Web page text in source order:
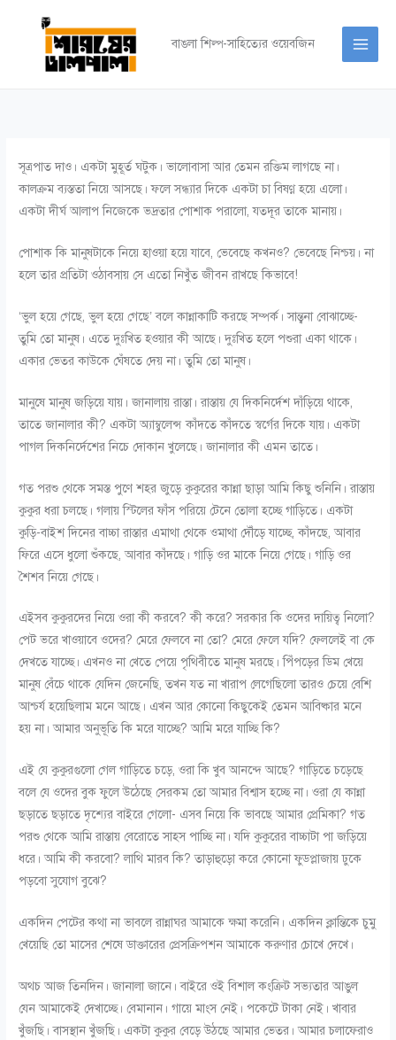
বাঙলা শিল্প-সাহিত্যের ওয়েবজিন
সূত্রপাত দাও। একটা মুহূর্ত ঘটুক। ভালোবাসা আর তেমন রক্তিম লাগছে না।
কালক্রম ব্যস্ততা নিয়ে আসছে। ফলে সন্ধ্যার দিকে একটা চা বিষণ্ণ হয়ে এলো।
একটা দীর্ঘ আলাপ নিজেকে ভদ্রতার পোশাক পরালো, যতদূর তাকে মানায়।
পোশাক কি মানুষটাকে নিয়ে হাওয়া হয়ে যাবে, ভেবেছে কখনও? ভেবেছে নিশ্চয়। না
হলে তার প্রতিটা ওঠাবসায় সে এতো নিখুঁত জীবন রাখছে কিভাবে!
‘ভুল হয়ে গেছে, ভুল হয়ে গেছে’ বলে কান্নাকাটি করছে সম্পর্ক। সান্ত্বনা বোঝাচ্ছে-
তুমি তো মানুষ। এতে দুঃখিত হওয়ার কী আছে। দুঃখিত হলে পশুরা একা থাকে।
একার ভেতর কাউকে ঘেঁষতে দেয় না। তুমি তো মানুষ।
মানুষে মানুষ জড়িয়ে যায়। জানালায় রাস্তা। রাস্তায় যে দিকনির্দেশ দাঁড়িয়ে থাকে,
তাতে জানালার কী? একটা অ্যাম্বুলেন্স কাঁদতে কাঁদতে স্বর্গের দিকে যায়। একটা
পাগল দিকনির্দেশের নিচে দোকান খুলেছে। জানালার কী এমন তাতে।
গত পরশু থেকে সমস্ত পুণে শহর জুড়ে কুকুরের কান্না ছাড়া আমি কিছু শুনিনি। রাস্তায়
কুকুর ধরা চলছে। গলায় স্টিলের ফাঁস পরিয়ে টেনে তোলা হচ্ছে গাড়িতে। একটা
কুড়ি-বাইশ দিনের বাচ্চা রাস্তার এমাথা থেকে ওমাথা দৌঁড়ে যাচ্ছে, কাঁদছে, আবার
ফিরে এসে ধুলো শুঁকছে, আবার কাঁদছে। গাড়ি ওর মাকে নিয়ে গেছে। গাড়ি ওর
শৈশব নিয়ে গেছে।
এইসব কুকুরদের নিয়ে ওরা কী করবে? কী করে? সরকার কি ওদের দায়িত্ব নিলো?
পেট ভরে খাওয়াবে ওদের? মেরে ফেলবে না তো? মেরে ফেলে যদি? ফেললেই বা কে
দেখতে যাচ্ছে। এখনও না খেতে পেয়ে পৃথিবীতে মানুষ মরছে। পিঁপড়ের ডিম খেয়ে
মানুষ বেঁচে থাকে যেদিন জেনেছি, তখন যত না খারাপ লেগেছিলো তারও চেয়ে বেশি
আশ্চর্য হয়েছিলাম মনে আছে। এখন আর কোনো কিছুকেই তেমন আবিষ্কার মনে
হয় না। আমার অনুভূতি কি মরে যাচ্ছে? আমি মরে যাচ্ছি কি?
এই যে কুকুরগুলো গেল গাড়িতে চড়ে, ওরা কি খুব আনন্দে আছে? গাড়িতে চড়েছে
বলে যে ওদের বুক ফুলে উঠেছে সেরকম তো আমার বিশ্বাস হচ্ছে না। ওরা যে কান্না
ছড়াতে ছড়াতে দৃশ্যের বাইরে গেলো- এসব নিয়ে কি ভাবছে আমার প্রেমিকা? গত
পরশু থেকে আমি রাস্তায় বেরোতে সাহস পাচ্ছি না। যদি কুকুরের বাচ্চাটা পা জড়িয়ে
ধরে। আমি কী করবো? লাথি মারব কি? তাড়াহুড়ো করে কোনো ফুডপ্লাজায় ঢুকে
পড়বো সুযোগ বুঝে?
একদিন পেটের কথা না ভাবলে রান্নাঘর আমাকে ক্ষমা করেনি। একদিন ক্লান্তিকে চুমু
খেয়েছি তো মাসের শেষে ডাক্তারের প্রেসক্রিপশন আমাকে করুণার চোখে দেখে।
অথচ আজ তিনদিন। জানালা জানে। বাইরে ওই বিশাল কংক্রিট সভ্যতার আঙুল
যেন আমাকেই দেখাচ্ছে। বেমানান। গায়ে মাংস নেই। পকেটে টাকা নেই। খাবার
খুঁজছি। বাসস্থান খুঁজছি। একটা কুকুর বেড়ে উঠছে আমার ভেতর। আমার চলাফেরাও